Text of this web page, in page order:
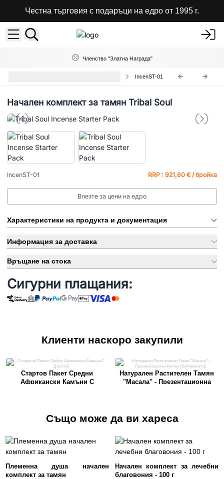
Честна търговия с подаръци на едро от 1995 г.
Членство "Златна Награда"
IncenST-01
Начален комплект за тамян Tribal Soul
IncenST-01 RRP : 921,60 € / бройка
Влезте за цени на едро
Характеристики на продукта и документация
Информация за доставка
Връщане на стока
Сигурни плащания:
Клиенти наскоро закупили
Стартов Пакет Средни
Африкански Камъни С
Натурален Растителен Тамян
"Масала" - Презентационна
Също може да ви хареса
Племенна душа начален
комплект за тамян
Начален комплект за лечебни
благовония - 100 г